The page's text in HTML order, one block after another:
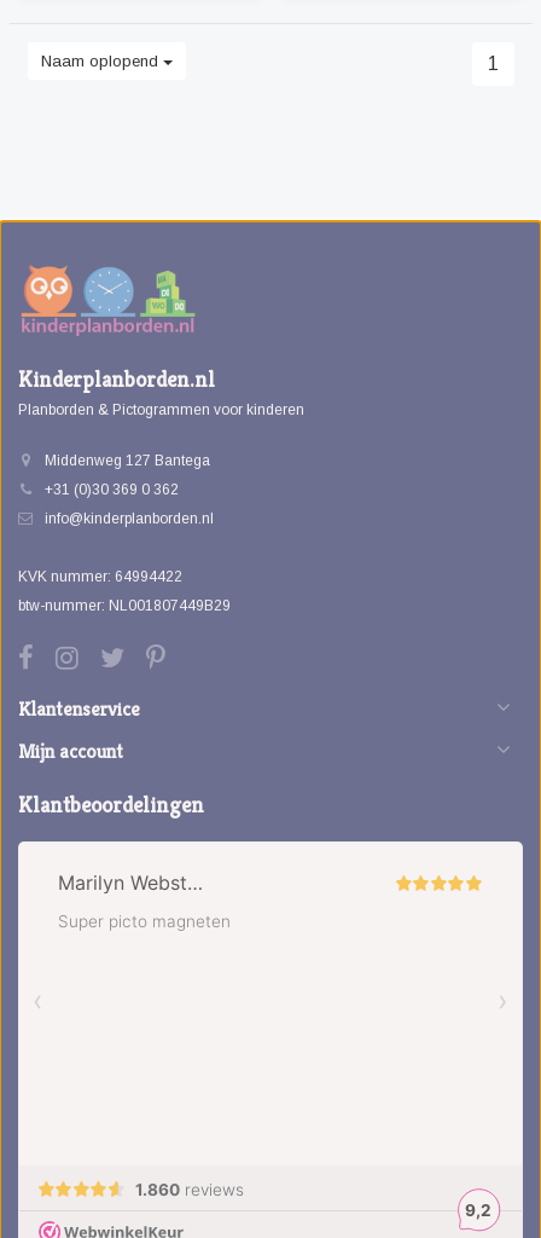
Naam oplopend 1
Kinderplanborden.nl
Planborden & Pictogrammen voor kinderen
Middenweg 127 Bantega
+31 (0)30 369 0 362
info@kinderplanborden.nl
KVK nummer: 64994422
btw-nummer: NL001807449B29
Klantenservice
Mijn account
Klantbeoordelingen